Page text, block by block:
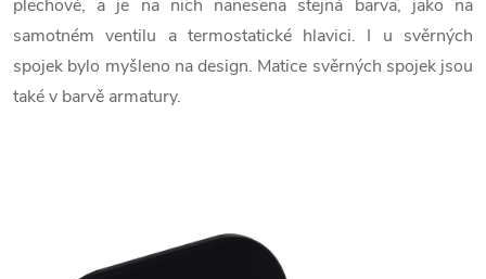
plechové, a je na nich nanesena stejná barva, jako na
samotném ventilu a termostatické hlavici. I u svěrných
spojek bylo myšleno na design. Matice svěrných spojek jsou
také v barvě armatury.